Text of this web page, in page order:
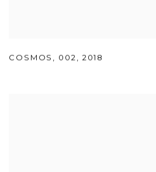
COSMOS , 002, 2018